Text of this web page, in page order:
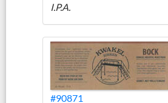
I.P.A.
#90871